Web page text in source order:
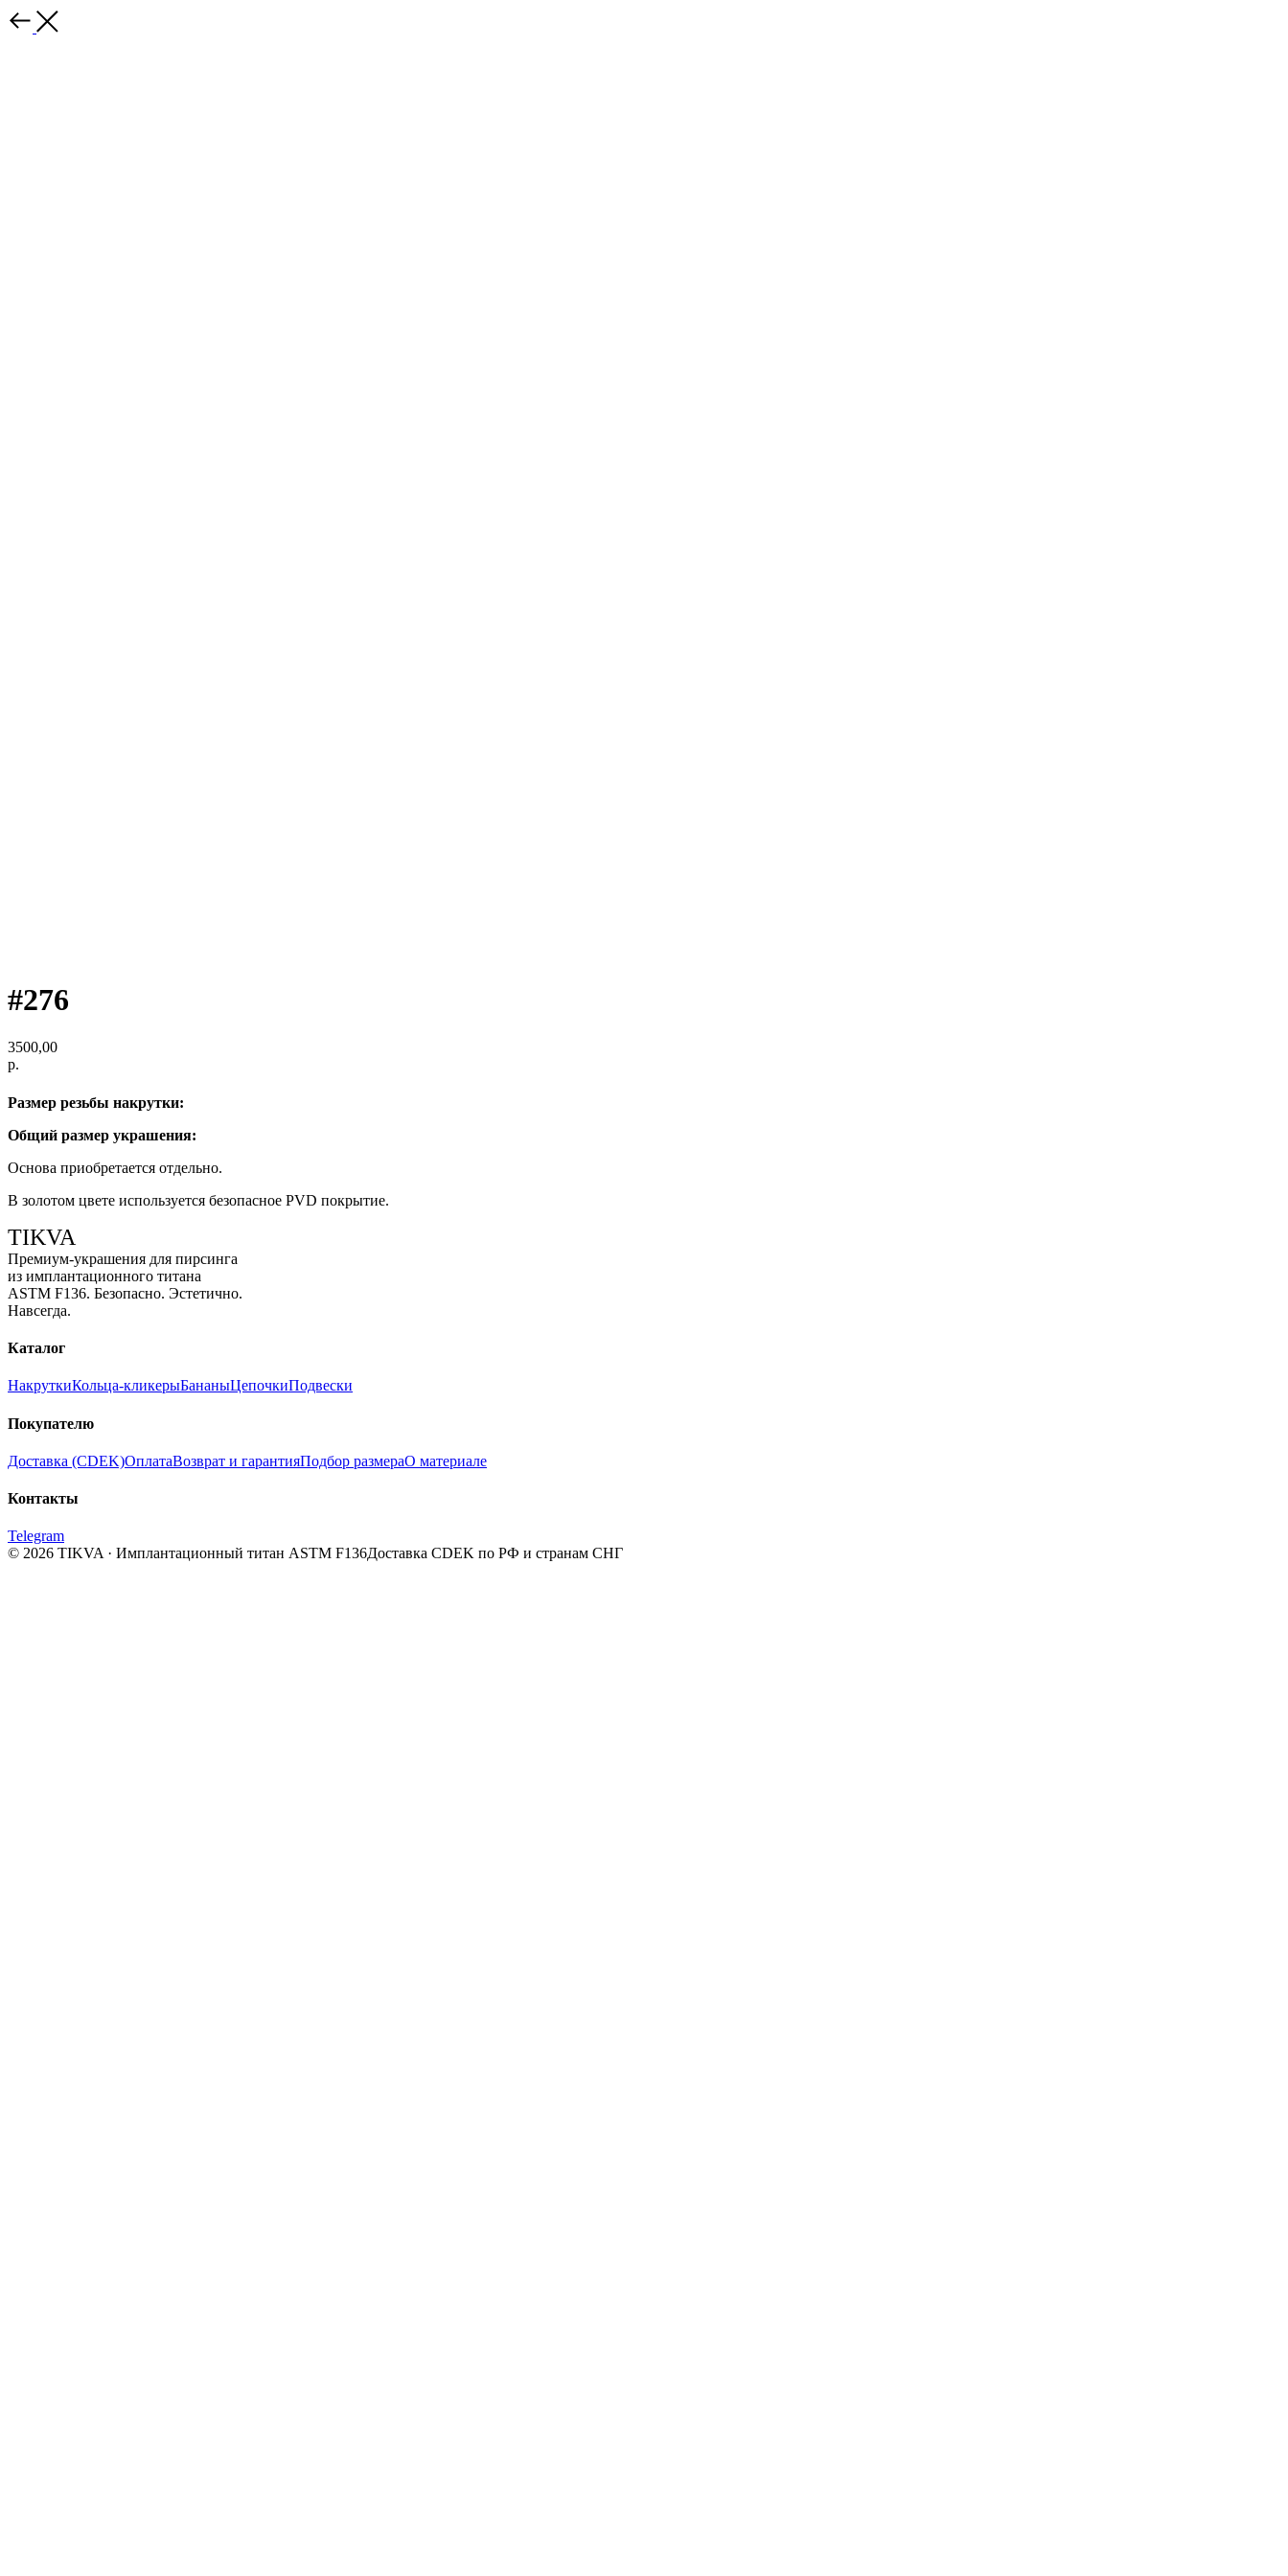
#276
3500,00
р.
Размер резьбы накрутки:
Общий размер украшения:
Основа приобретается отдельно.
В золотом цвете используется безопасное PVD покрытие.
TIKVA
Премиум-украшения для пирсинга
из имплантационного титана
ASTM F136. Безопасно. Эстетично.
Навсегда.
Каталог
НакруткиКольца-кликерыБананыЦепочкиПодвески
Покупателю
Доставка (CDEK)ОплатаВозврат и гарантияПодбор размераО материале
Контакты
Telegram
© 2026 TIKVA · Имплантационный титан ASTM F136Доставка CDEK по РФ и странам СНГ